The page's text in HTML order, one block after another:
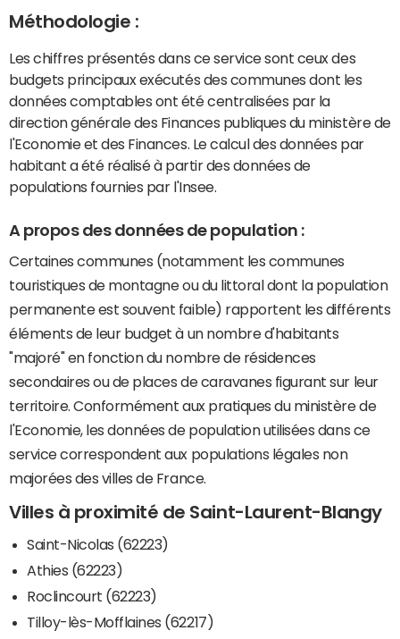
Méthodologie :
Les chiffres présentés dans ce service sont ceux des
budgets principaux exécutés des communes dont les
données comptables ont été centralisées par la
direction générale des Finances publiques du ministère de
l'Economie et des Finances. Le calcul des données par
habitant a été réalisé à partir des données de
populations fournies par l'Insee.
A propos des données de population :
Certaines communes (notamment les communes
touristiques de montagne ou du littoral dont la population
permanente est souvent faible) rapportent les différents
éléments de leur budget à un nombre d'habitants
"majoré" en fonction du nombre de résidences
secondaires ou de places de caravanes figurant sur leur
territoire. Conformément aux pratiques du ministère de
l'Economie, les données de population utilisées dans ce
service correspondent aux populations légales non
majorées des villes de France.
Villes à proximité de Saint-Laurent-Blangy
Saint-Nicolas (62223)
Athies (62223)
Roclincourt (62223)
Tilloy-lès-Mofflaines (62217)